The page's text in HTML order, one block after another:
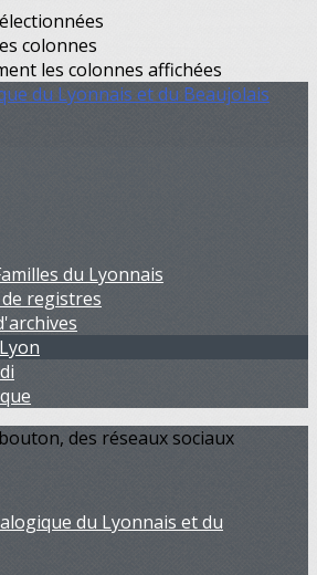
colonnes
les colonnes affichées
du Lyonnais
registres
des réseaux sociaux